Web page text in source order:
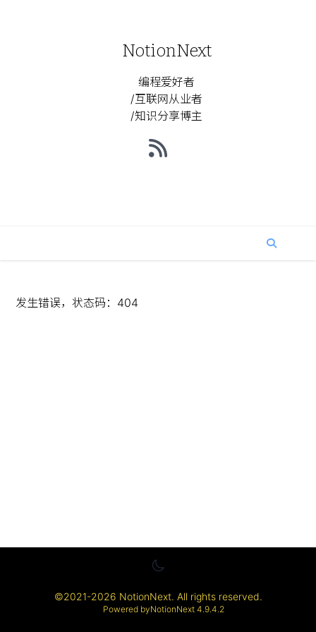
NotionNext
编程爱好者
/互联网从业者
/知识分享博主
发生错误，状态码： 404
©2021-2026 NotionNext. All rights reserved.
Powered byNotionNext 4.9.4.2